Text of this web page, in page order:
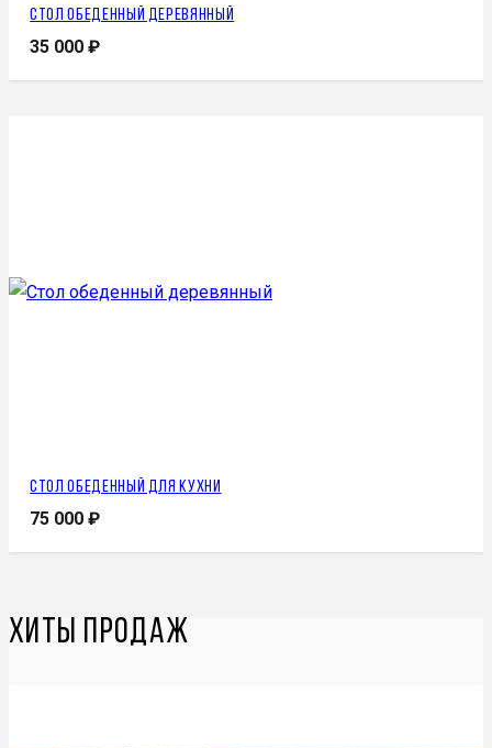
Стол обеденный деревянный
35 000₽
Стол обеденный для кухни
75 000₽
Хиты продаж